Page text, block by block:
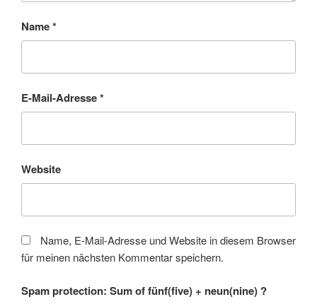
Name*
E-Mail-Adresse*
Website
Name, E-Mail-Adresse und Website in diesem Browser
für meinen nächsten Kommentar speichern.
Spam protection: Sum of fünf(five) + neun(nine) ?